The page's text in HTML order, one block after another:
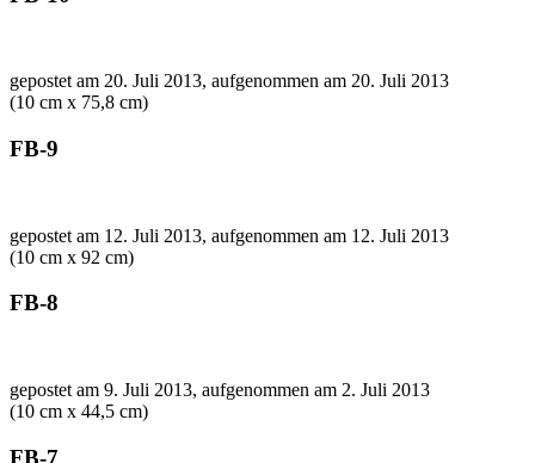
gepostet am 20. Juli 2013, aufgenommen am 20. Juli 2013
(10 cm x 75,8 cm)
FB-9
gepostet am 12. Juli 2013, aufgenommen am 12. Juli 2013
(10 cm x 92 cm)
FB-8
gepostet am 9. Juli 2013, aufgenommen am 2. Juli 2013
(10 cm x 44,5 cm)
FB-7